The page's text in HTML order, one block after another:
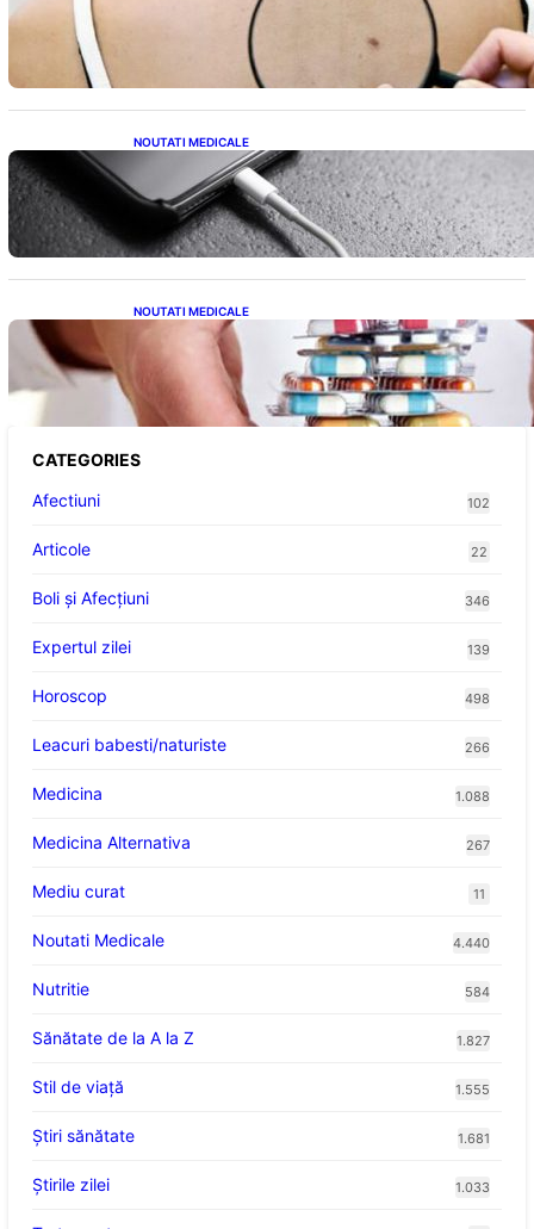
Ce Trebuie să Știm pentru a Ne Proteja
NOUTATI MEDICALE
Încărcarea Telefonului Pe Timp de Noapte:
Mituri, Realități și Impact Asupra Bateriei
NOUTATI MEDICALE
Criza Medicamentelor pentru Tulburări
Digestive: Ce Înseamnă Suspendarea Colebil
și Panzcebil pentru Pacienți
CATEGORIES
Afectiuni
102
Articole 22
Boli și Afecțiuni 346
Expertul zilei 139
Horoscop 498
Leacuri babesti/naturiste 266
Medicina 1.088
Medicina Alternativa 267
Mediu curat 11
Noutati Medicale 4.440
Nutritie 584
Sănătate de la A la Z 1.827
Stil de viaţă 1.555
Ştiri sănătate 1.681
Știrile zilei 1.033